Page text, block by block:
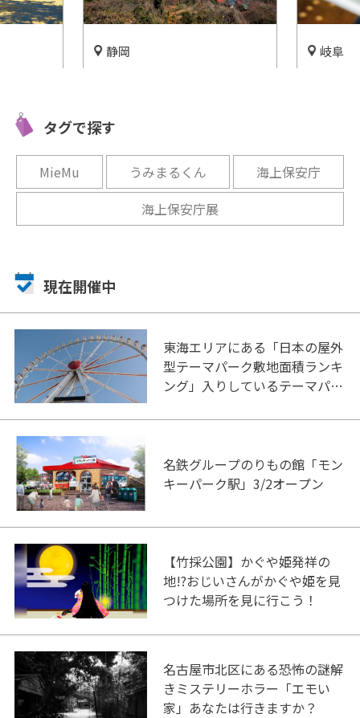
」
静岡
開催中
岐阜
タグで探す
MieMu うみまるくん
海上保安庁
海上保安庁展
現在開催中
東海エリアにある「日本の屋外
型テーマパーク敷地面積ランキ
ング」入りしているテーマパー
名鉄グループのりもの館「モン
キーパーク駅」3/2オープン
【竹採公園】かぐや姫発祥の
地!?おじいさんがかぐや姫を見
つけた場所を見に行こう！
名古屋市北区にある恐怖の謎解
きミステリーホラー「エモい
家」あなたは行きますか？